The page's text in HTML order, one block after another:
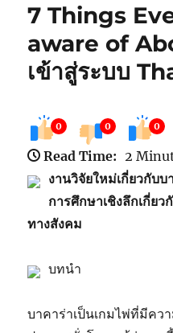
7 Things
aware of
เข้าสู่ระบบ
0 0 0
Read Time: 2
งานวิจัยใหม่เกี่ยวกับ
การศึกษาเชิงลึกเกี่ย
ทางสังคม
บทนำ
บาคาร่าเป็นเกมไพ่ที่มีค